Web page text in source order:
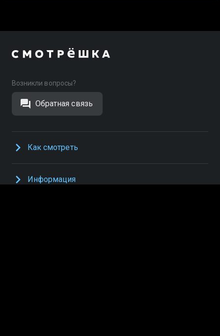
Возникли вопросы?
Обратная связь
Как смотреть
Информация